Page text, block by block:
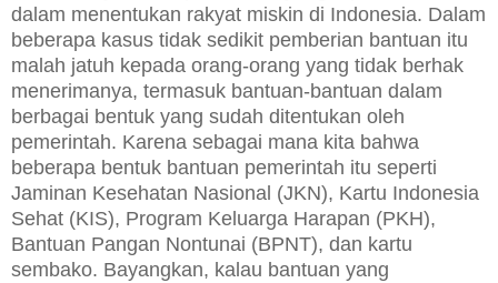
dalam menentukan rakyat miskin di Indonesia. Dalam
beberapa kasus tidak sedikit pemberian bantuan itu
malah jatuh kepada orang-orang yang tidak berhak
menerimanya, termasuk bantuan-bantuan dalam
berbagai bentuk yang sudah ditentukan oleh
pemerintah. Karena sebagai mana kita bahwa
beberapa bentuk bantuan pemerintah itu seperti
Jaminan Kesehatan Nasional (JKN), Kartu Indonesia
Sehat (KIS), Program Keluarga Harapan (PKH),
Bantuan Pangan Nontunai (BPNT), dan kartu
sembako. Bayangkan, kalau bantuan yang